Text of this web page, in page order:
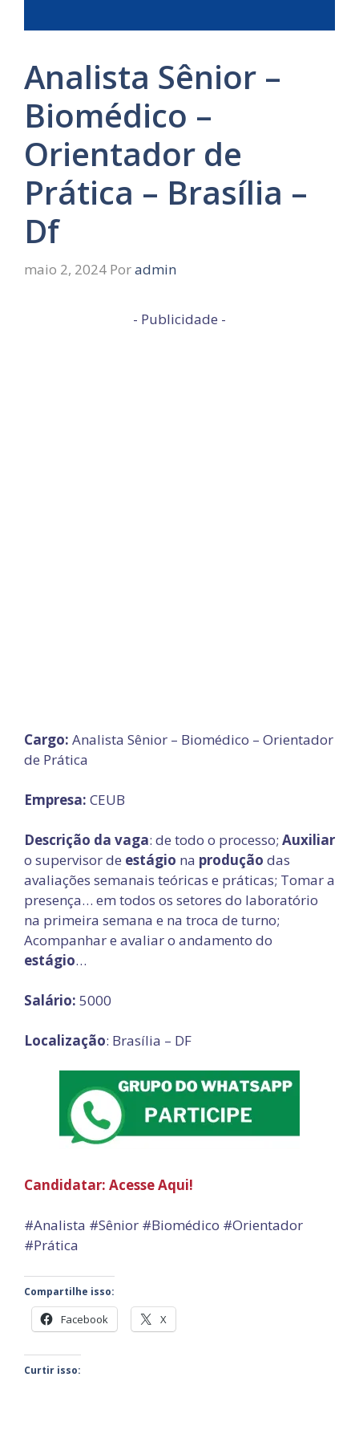
Analista Sênior –
Biomédico –
Orientador de
Prática – Brasília –
Df
maio 2, 2024 Poradmin
- Publicidade -
Cargo: Analista Sênior – Biomédico – Orientador
de Prática
Empresa: CEUB
Descrição da vaga: de todo o processo; Auxiliar
o supervisor de estágio na produção das
avaliações semanais teóricas e práticas; Tomar a
presença… em todos os setores do laboratório
na primeira semana e na troca de turno;
Acompanhar e avaliar o andamento do
estágio…
Salário: 5000
Localização: Brasília – DF
Candidatar: Acesse Aqui!
#Analista #Sênior #Biomédico #Orientador
#Prática
Compartilhe isso:
Facebook X
Curtir isso: